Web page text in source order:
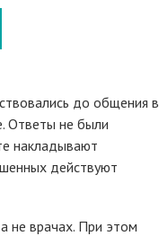
до общения в
Ответы не были
накладывают
действуют
не врачах. При этом